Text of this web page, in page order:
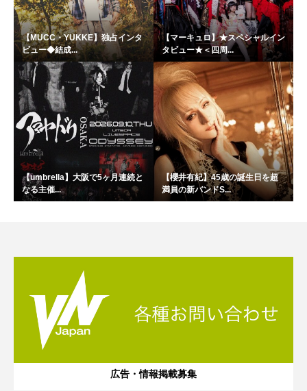
【MUCC・YUKKE】独占インタ
ビュー◆結成...
【マーキュロ】★スペシャルイン
タビュー★＜四周...
【umbrella】大阪で5ヶ月連続と
なる主催...
【櫻井有紀】45歳の誕生日を超
満員の新バンドS...
広告・情報掲載募集